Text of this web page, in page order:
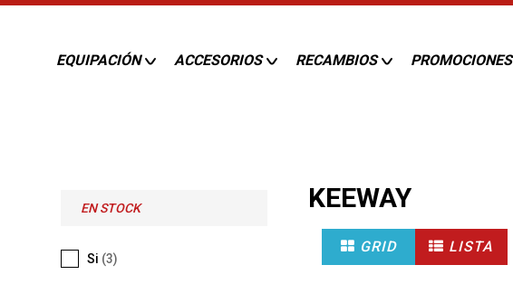
EQUIPACIÓN ACCESORIOS RECAMBIOS PROMOCIONES
EN STOCK
Si (3)
KEEWAY
GRID LISTA